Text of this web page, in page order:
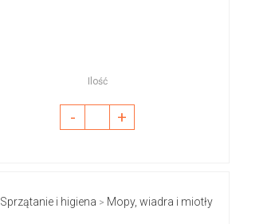
Ilość
- +
Sprzątanie i higiena > Mopy, wiadra i miotły